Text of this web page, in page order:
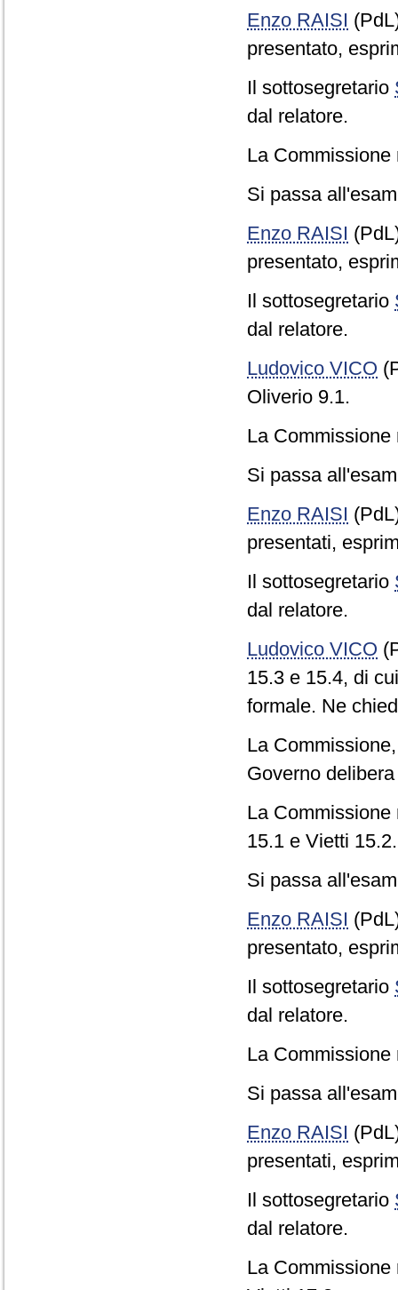
Enzo RAISI
presentato,
Il sottosegretario
dal relatore.
La
Si passa
Enzo RAISI
presentato,
Il sottosegretario
dal relatore.
Ludovico VICO
Oliverio 9.1.
La
Si passa
Enzo RAISI
presentati,
Il sottosegretario
dal relatore.
Ludovico VICO
15.3 e 15.4, di
formale. Ne
La
Governo
La
15.1 e Vietti 15.2.
Si passa
Enzo RAISI
presentato,
Il sottosegretario
dal relatore.
La
Si passa
Enzo RAISI
presentati,
Il sottosegretario
dal relatore.
La